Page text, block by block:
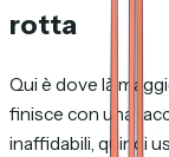
rotta
Qui è dove là
finisce con una
inaffidabili, quindi